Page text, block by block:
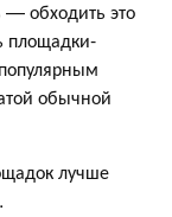
— обходить это
площадки-
обычной
лучше